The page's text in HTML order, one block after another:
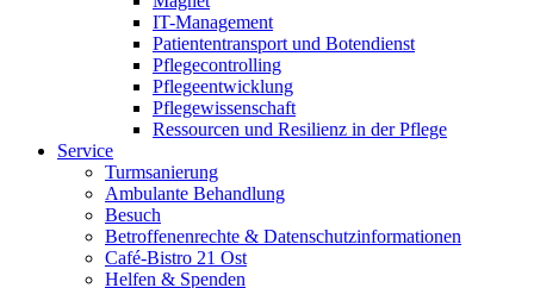
IT-Management
Patiententransport und Botendienst
Pflegecontrolling
Pflegeentwicklung
Pflegewissenschaft
Ressourcen und Resilienz in der Pflege
Service
Turmsanierung
Ambulante Behandlung
Besuch
Betroffenenrechte & Datenschutzinformationen
Café-Bistro 21 Ost
Helfen & Spenden